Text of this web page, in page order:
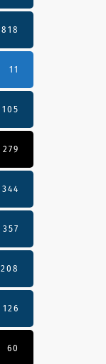
818
11
105
279
344
357
208
126
60